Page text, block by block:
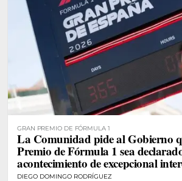
GRAN PREMIO DE FÓRMULA 1
La Comunidad pide al Gobierno
Premio de Fórmula 1 sea
acontecimiento de excepcional
DIEGO DOMINGO RODRÍGUEZ